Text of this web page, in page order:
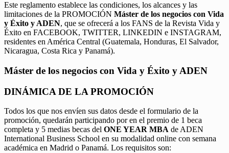
Este reglamento establece las condiciones, los alcances y las
limitaciones de la PROMOCIÓN Máster de los negocios con Vida
y Éxito y ADEN, que se ofrecerá a los FANS de la Revista Vida y
Éxito en FACEBOOK, TWITTER, LINKEDIN e INSTAGRAM,
residentes en América Central (Guatemala, Honduras, El Salvador,
Nicaragua, Costa Rica y Panamá).
Máster de los negocios con Vida y Éxito y ADEN
DINÁMICA DE LA PROMOCIÓN
Todos los que nos envíen sus datos desde el formulario de la
promoción, quedarán participando por en el premio de 1 beca
completa y 5 medias becas del ONE YEAR MBA de ADEN
International Business School en su modalidad online con semana
académica en Madrid o Panamá. Los requisitos son: